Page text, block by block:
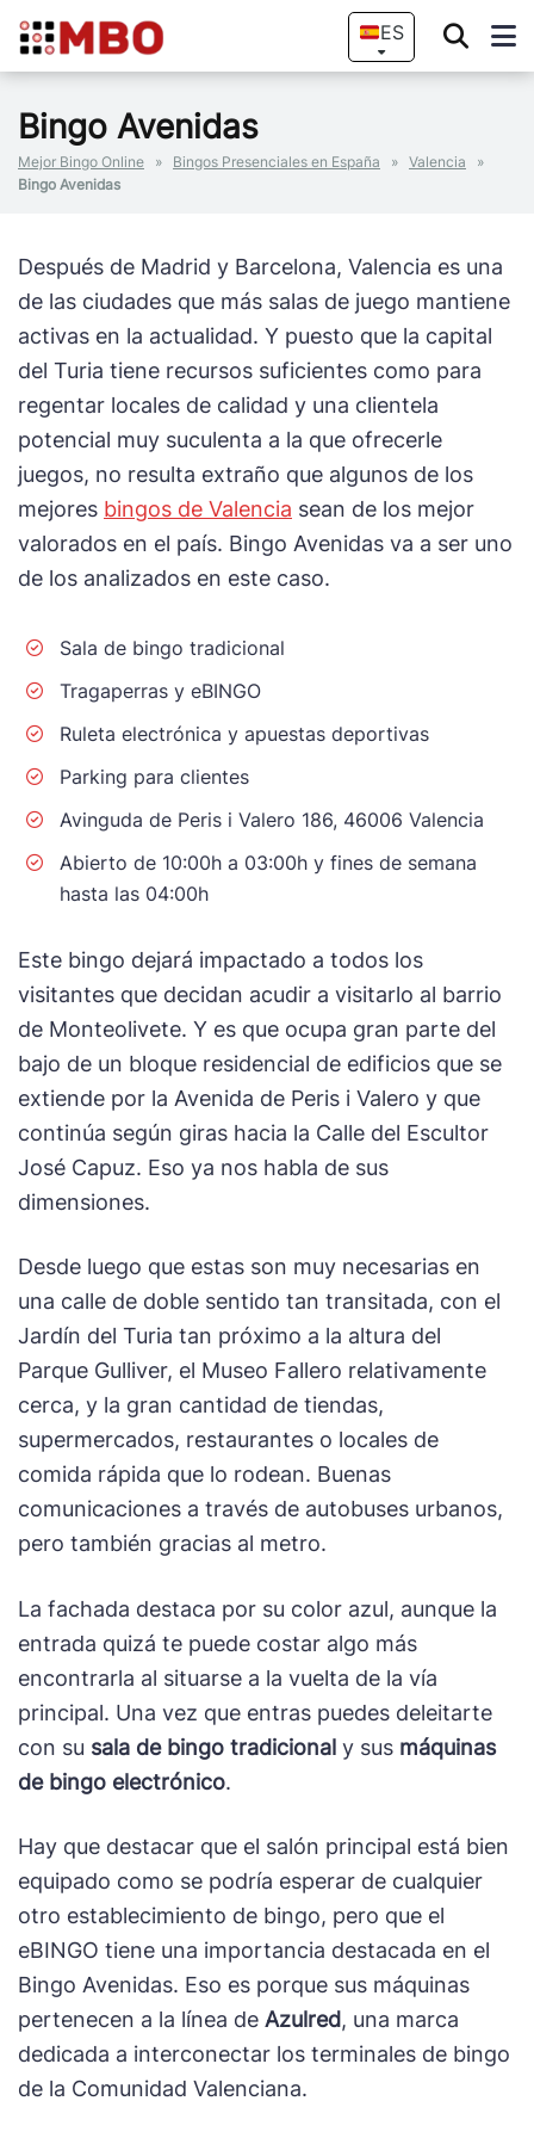
ES
Bingo Avenidas
Mejor Bingo Online » Bingos Presenciales en España » Valencia
»
Bingo Avenidas
Después de Madrid y Barcelona, Valencia es una
de las ciudades que más salas de juego mantiene
activas en la actualidad. Y puesto que la capital
del Turia tiene recursos suficientes como para
regentar locales de calidad y una clientela
potencial muy suculenta a la que ofrecerle
juegos, no resulta extraño que algunos de los
mejores bingos de Valencia sean de los mejor
valorados en el país. Bingo Avenidas va a ser uno
de los analizados en este caso.
Sala de bingo tradicional
Tragaperras y eBINGO
Ruleta electrónica y apuestas deportivas
Parking para clientes
Avinguda de Peris i Valero 186, 46006 Valencia
Abierto de 10:00h a 03:00h y fines de semana
hasta las 04:00h
Este bingo dejará impactado a todos los
visitantes que decidan acudir a visitarlo al barrio
de Monteolivete. Y es que ocupa gran parte del
bajo de un bloque residencial de edificios que se
extiende por la Avenida de Peris i Valero y que
continúa según giras hacia la Calle del Escultor
José Capuz. Eso ya nos habla de sus
dimensiones.
Desde luego que estas son muy necesarias en
una calle de doble sentido tan transitada, con el
Jardín del Turia tan próximo a la altura del
Parque Gulliver, el Museo Fallero relativamente
cerca, y la gran cantidad de tiendas,
supermercados, restaurantes o locales de
comida rápida que lo rodean. Buenas
comunicaciones a través de autobuses urbanos,
pero también gracias al metro.
La fachada destaca por su color azul, aunque la
entrada quizá te puede costar algo más
encontrarla al situarse a la vuelta de la vía
principal. Una vez que entras puedes deleitarte
con su sala de bingo tradicional y sus máquinas
de bingo electrónico.
Hay que destacar que el salón principal está bien
equipado como se podría esperar de cualquier
otro establecimiento de bingo, pero que el
eBINGO tiene una importancia destacada en el
Bingo Avenidas. Eso es porque sus máquinas
pertenecen a la línea de Azulred, una marca
dedicada a interconectar los terminales de bingo
de la Comunidad Valenciana.